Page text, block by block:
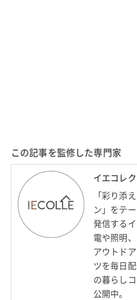
この記事を監修した専門家
イエコレ
「彩り添
ン」をテ
発信する
電や照明
アウトド
ツを毎日
の暮らし
公開中。